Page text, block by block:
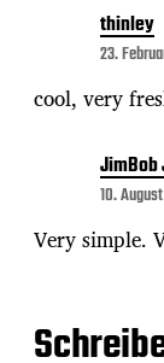
thinley
23.
cool, very
JimBob
10.
Very simple.